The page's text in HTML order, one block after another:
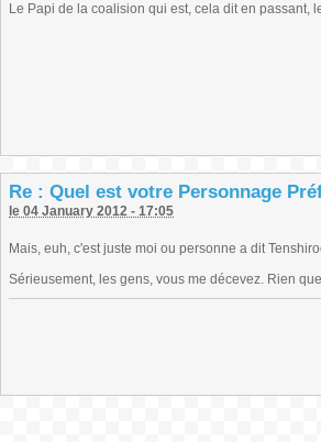
Le Papi de la coalision qui est, cela dit en passant,
Re : Quel est votre Personnage
le 04 January 2012 - 17:05
Mais, euh, c'est juste moi ou personne a dit
Sérieusement, les gens, vous me décevez. Rien